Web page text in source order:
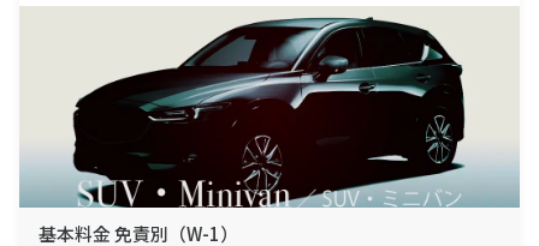
基本料金 免責別（W-1）